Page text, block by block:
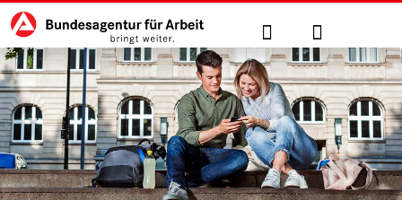
zu den Hauptinhalten springen
Hauptnavigation Suche Anmelden